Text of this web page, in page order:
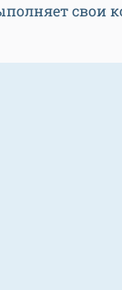
свои